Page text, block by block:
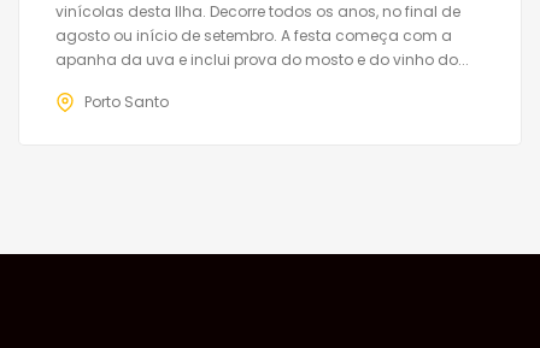
vinícolas desta Ilha. Decorre todos os anos, no final de
agosto ou início de setembro. A festa começa com a
apanha da uva e inclui prova do mosto e do vinho do...
Porto Santo